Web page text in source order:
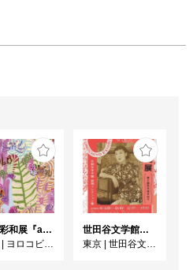
高橋彩和展『asobo』
ヨロコビtoギャラリー
世田谷文学館コレクション展 没後30年 宇野千代展
東京
世田谷文学館